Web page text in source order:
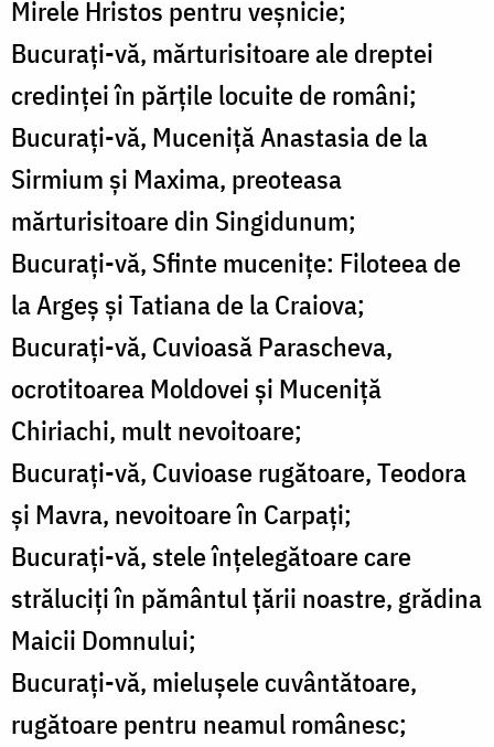
Mirele Hristos pentru veşnicie;
Bucuraţi-vă, mărturisitoare ale dreptei
credinţei în părţile locuite de români;
Bucuraţi-vă, Muceniţă Anastasia de la
Sirmium şi Maxima, preoteasa
mărturisitoare din Singidunum;
Bucuraţi-vă, Sfinte muceniţe: Filoteea de
la Argeş şi Tatiana de la Craiova;
Bucuraţi-vă, Cuvioasă Parascheva,
ocrotitoarea Moldovei şi Muceniţă
Chiriachi, mult nevoitoare;
Bucuraţi-vă, Cuvioase rugătoare, Teodora
şi Mavra, nevoitoare în Carpaţi;
Bucuraţi-vă, stele înţelegătoare care
străluciţi în pământul ţării noastre, grădina
Maicii Domnului;
Bucuraţi-vă, mieluşele cuvântătoare,
rugătoare pentru neamul românesc;